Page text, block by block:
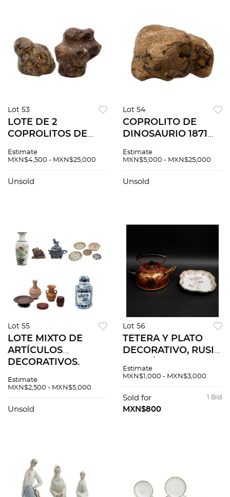
Lot 53
LOTE DE 2
COPROLITOS DE
355 grs 10 x 8 x 6 cm
conservación
Estimate
MXN$4,500 - MXN$25,000
Unsold
Lot 54
COPROLITO DE
DINOSAURIO 1871
Detalles de
Estimate
MXN$5,000 - MXN$25,000
Unsold
Lot 55
LOTE MIXTO DE
ARTÍCULOS
DECORATIVOS.
oriental. Elaborados
piedra, cerámica y
Estimate
MXN$2,500 - MXN$5,000
Unsold
Lot 56
TETERA Y PLATO
DECORATIVO, RUSIA
Elaborados en metal
policromada.
Decorados con
Estimate
MXN$1,000 - MXN$3,000
1 Bid
Sold for
MXN$800